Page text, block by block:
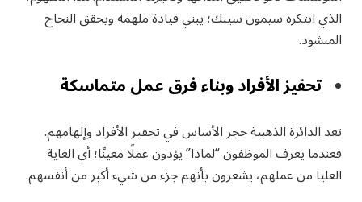
الذي ابتكره سيمون سينك؛ يبني قيادة ملهمة ويحقق النجاح
المنشود.
تحفيز الأفراد وبناء فرق عمل متماسكة
تعد الدائرة الذهبية حجر الأساس في تحفيز الأفراد وإلهامهم.
فعندما يعرف الموظفون “لماذا” يؤدون عملًا معينًا؛ أي الغاية
العليا من عملهم، يشعرون بأنهم جزء من شيء أكبر من أنفسهم.